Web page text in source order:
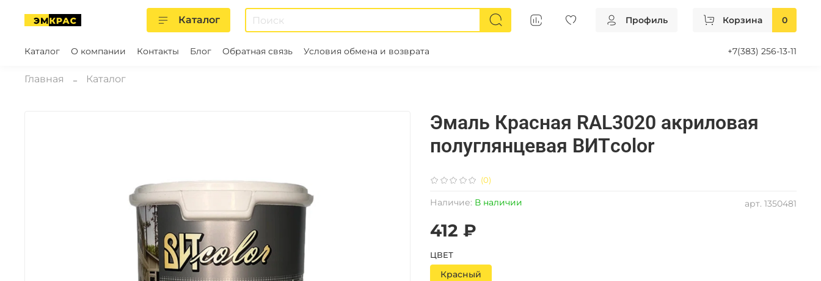
Каталог Профиль Корзина 0
Каталог О компании Контакты Блог Обратная связь Условия обмена и возврата +7(383) 256-13-11
Главная Каталог
(0)
арт. 1350481
Наличие: В наличии
Эмаль Красная RAL3020 акриловая
полуглянцевая ВИТcolor
412 ₽
ЦВЕТ
Красный